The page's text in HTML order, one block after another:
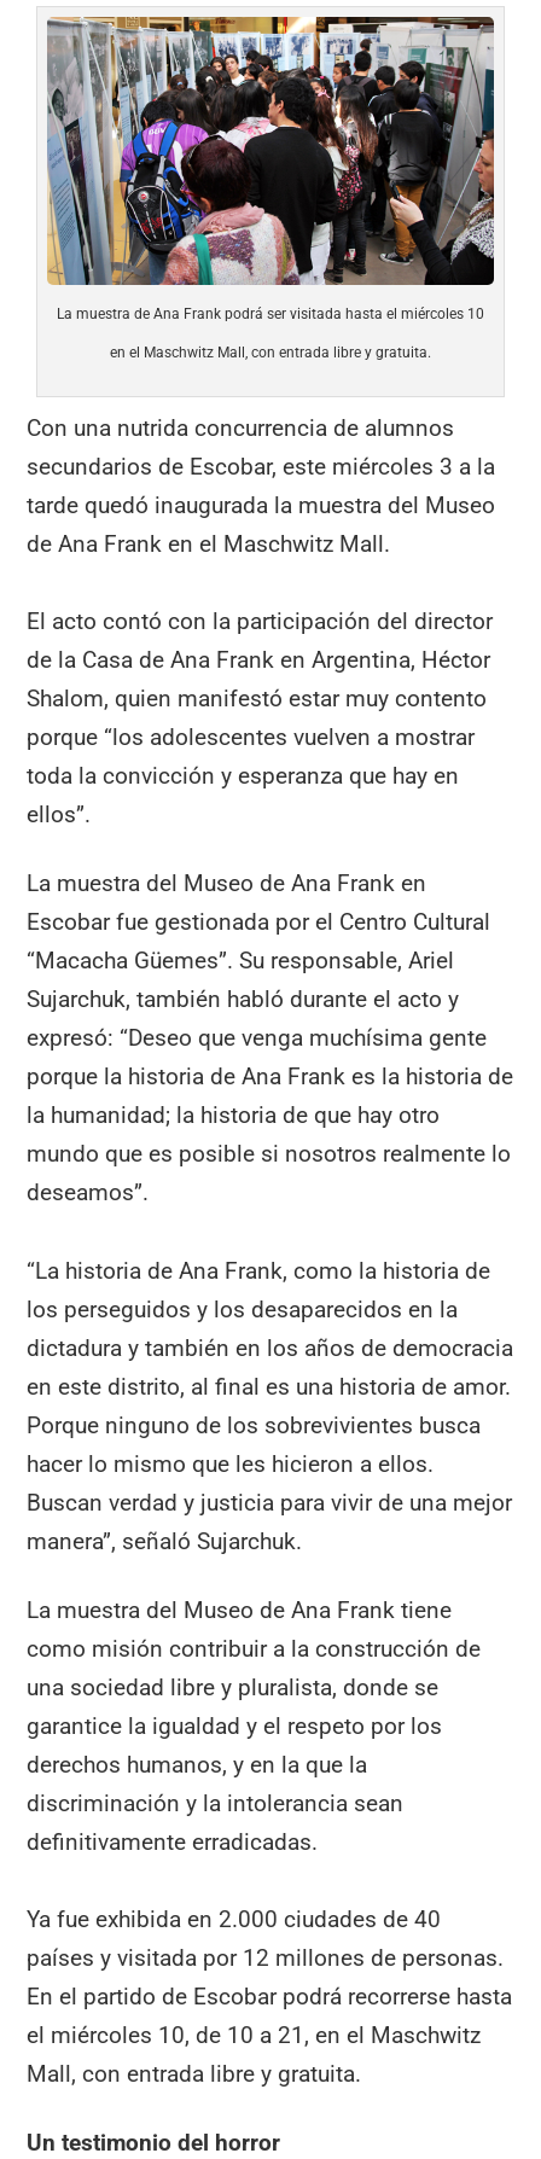
La muestra de Ana Frank podrá ser visitada hasta el miércoles 10
en el Maschwitz Mall, con entrada libre y gratuita.
Con una nutrida concurrencia de alumnos
secundarios de Escobar, este miércoles 3 a la
tarde quedó inaugurada la muestra del Museo
de Ana Frank en el Maschwitz Mall.
El acto contó con la participación del director
de la Casa de Ana Frank en Argentina, Héctor
Shalom, quien manifestó estar muy contento
porque “los adolescentes vuelven a mostrar
toda la convicción y esperanza que hay en
ellos”.
La muestra del Museo de Ana Frank en
Escobar fue gestionada por el Centro Cultural
“Macacha Güemes”. Su responsable, Ariel
Sujarchuk, también habló durante el acto y
expresó: “Deseo que venga muchísima gente
porque la historia de Ana Frank es la historia de
la humanidad; la historia de que hay otro
mundo que es posible si nosotros realmente lo
deseamos”.
“La historia de Ana Frank, como la historia de
los perseguidos y los desaparecidos en la
dictadura y también en los años de democracia
en este distrito, al final es una historia de amor.
Porque ninguno de los sobrevivientes busca
hacer lo mismo que les hicieron a ellos.
Buscan verdad y justicia para vivir de una mejor
manera”, señaló Sujarchuk.
La muestra del Museo de Ana Frank tiene
como misión contribuir a la construcción de
una sociedad libre y pluralista, donde se
garantice la igualdad y el respeto por los
derechos humanos, y en la que la
discriminación y la intolerancia sean
definitivamente erradicadas.
Ya fue exhibida en 2.000 ciudades de 40
países y visitada por 12 millones de personas.
En el partido de Escobar podrá recorrerse hasta
el miércoles 10, de 10 a 21, en el Maschwitz
Mall, con entrada libre y gratuita.
Un testimonio del horror